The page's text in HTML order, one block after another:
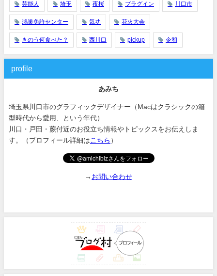
芸能人 埼玉 夜桜 プラグイン 川口市
鴻巣免許センター 気功 花火大会
きのう何食べた？ 西川口 pickup 令和
profile
あみち
埼玉県川口市のグラフィックデザイナー（Macはクラシックの箱
型時代から愛用、という年代）
川口・戸田・蕨付近のお役立ち情報やトピックスをお伝えしま
す。（プロフィール詳細は こちら ）
→ お問い合わせ